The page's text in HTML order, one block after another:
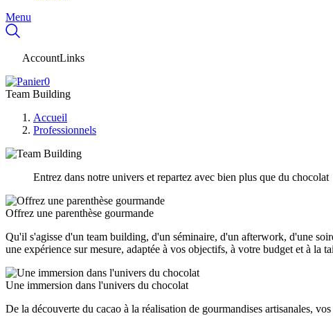
Menu
AccountLinks
0
Team Building
Accueil
Professionnels
Entrez dans notre univers et repartez avec bien plus que du chocolat
Offrez une parenthèse gourmande
Qu'il s'agisse d'un team building, d'un séminaire, d'un afterwork, d'une
une expérience sur mesure, adaptée à vos objectifs, à votre budget et à la
Une immersion dans l'univers du chocolat
De la découverte du cacao à la réalisation de gourmandises artisanales,